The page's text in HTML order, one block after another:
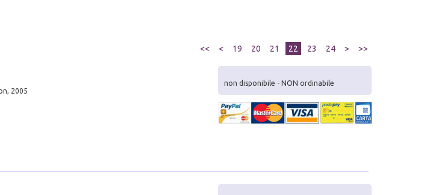
<< < 19 20 21 22 23 24 > >>
2005
non disponibile - NON ordinabile